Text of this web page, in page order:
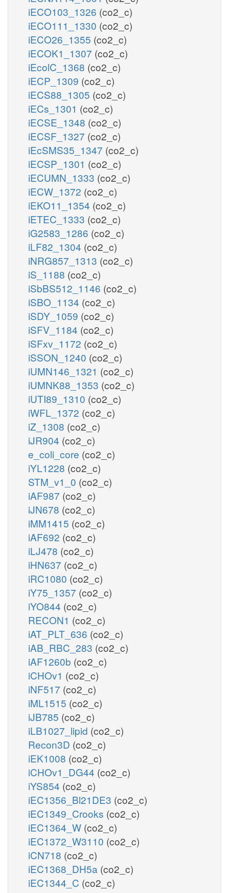
iECO103_1326 (co2_c)
iECO111_1330 (co2_c)
iECO26_1355 (co2_c)
iECOK1_1307 (co2_c)
iEcolC_1368 (co2_c)
iECP_1309 (co2_c)
iECS88_1305 (co2_c)
iECs_1301 (co2_c)
iECSE_1348 (co2_c)
iECSF_1327 (co2_c)
iEcSMS35_1347 (co2_c)
iECSP_1301 (co2_c)
iECUMN_1333 (co2_c)
iECW_1372 (co2_c)
iEKO11_1354 (co2_c)
iETEC_1333 (co2_c)
iG2583_1286 (co2_c)
iLF82_1304 (co2_c)
iNRG857_1313 (co2_c)
iS_1188 (co2_c)
iSbBS512_1146 (co2_c)
iSBO_1134 (co2_c)
iSDY_1059 (co2_c)
iSFV_1184 (co2_c)
iSFxv_1172 (co2_c)
iSSON_1240 (co2_c)
iUMN146_1321 (co2_c)
iUMNK88_1353 (co2_c)
iUTI89_1310 (co2_c)
iWFL_1372 (co2_c)
iZ_1308 (co2_c)
iJR904 (co2_c)
e_coli_core (co2_c)
iYL1228 (co2_c)
STM_v1_0 (co2_c)
iAF987 (co2_c)
iJN678 (co2_c)
iMM1415 (co2_c)
iAF692 (co2_c)
iLJ478 (co2_c)
iHN637 (co2_c)
iRC1080 (co2_c)
iY75_1357 (co2_c)
iYO844 (co2_c)
RECON1 (co2_c)
iAT_PLT_636 (co2_c)
iAB_RBC_283 (co2_c)
iAF1260b (co2_c)
iCHOv1 (co2_c)
iNF517 (co2_c)
iML1515 (co2_c)
iJB785 (co2_c)
iLB1027_lipid (co2_c)
Recon3D (co2_c)
iEK1008 (co2_c)
iCHOv1_DG44 (co2_c)
iYS854 (co2_c)
iEC1356_Bl21DE3 (co2_c)
iEC1349_Crooks (co2_c)
iEC1364_W (co2_c)
iEC1372_W3110 (co2_c)
iCN718 (co2_c)
iEC1368_DH5a (co2_c)
iEC1344_C (co2_c)